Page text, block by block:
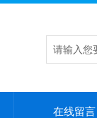
在线留言